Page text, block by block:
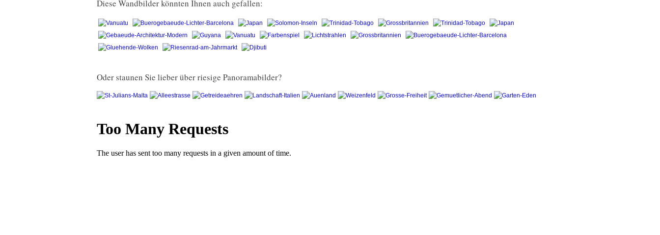
Diese Wandbilder könnten Ihnen auch gefallen:
Oder staunen Sie lieber über riesige Panoramabilder?